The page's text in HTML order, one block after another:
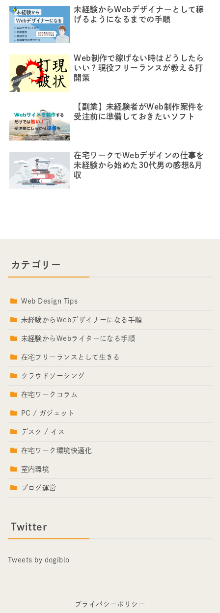
未経験からWebデザイナーとして稼
げるようになるまでの手順
Web制作で稼げない時はどうしたら
いい？現役フリーランスが教える打
開策
【副業】未経験者がWeb制作案件を
受注前に準備しておきたいソフト
在宅ワークでWebデザインの仕事を
未経験から始めた30代男の感想&月
収
カテゴリー
Web Design Tips
未経験からWebデザイナーになる手順
未経験からWebライターになる手順
在宅フリーランスとして生きる
クラウドソーシング
在宅ワークコラム
PC / ガジェット
デスク / イス
在宅ワーク環境快適化
室内環境
ブログ運営
Twitter
Tweets by dogiblo
プライバシーポリシー